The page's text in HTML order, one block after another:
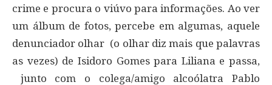
crime e procura o viúvo para informações. Ao ver
um álbum de fotos, percebe em algumas, aquele
denunciador olhar (o olhar diz mais que palavras
as vezes) de Isidoro Gomes para Liliana e passa,
junto com o colega/amigo alcoólatra Pablo